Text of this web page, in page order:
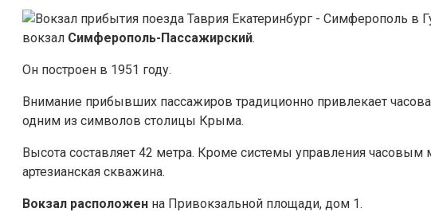
вокзал Симферополь-Пассажирский.
Он построен в 1951 году.
Внимание прибывших пассажиров традиционно привлекает
одним из символов столицы Крыма.
Высота составляет 42 метра. Кроме системы управления
артезианская скважина.
Вокзал расположен на Привокзальной площади, дом 1.